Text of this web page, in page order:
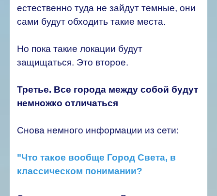
естественно туда не зайдут темные, они
сами будут обходить такие места.
Но пока такие локации будут
защищаться. Это второе.
Третье. Все города между собой будут
немножко отличаться
Снова немного информации из сети:
"Что такое вообще Город Света, в
классическом понимании?